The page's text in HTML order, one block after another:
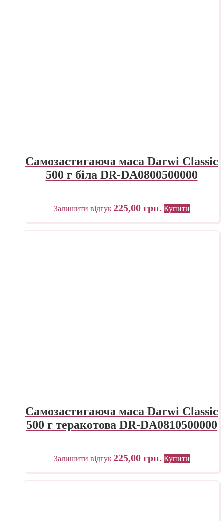
Самозастигаюча маса Darwi Classic
500 г біла DR-DA0800500000
Залишити відгук 225,00 грн. Купити
Самозастигаюча маса Darwi Classic
500 г теракотова DR-DA0810500000
Залишити відгук 225,00 грн. Купити